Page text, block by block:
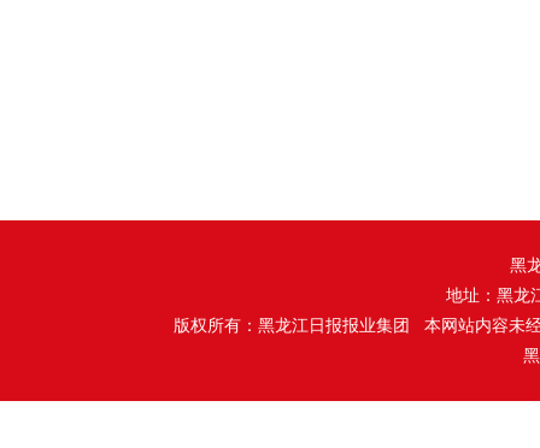
黑
地址：黑龙
版权所有：黑龙江日报报业集团 本网站内容未